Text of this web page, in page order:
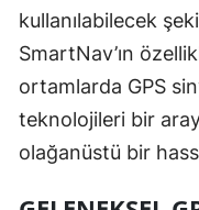
kullanılabilecek
SmartNav’ın
ortamlarda GPS
teknolojileri bir
olağanüstü bir